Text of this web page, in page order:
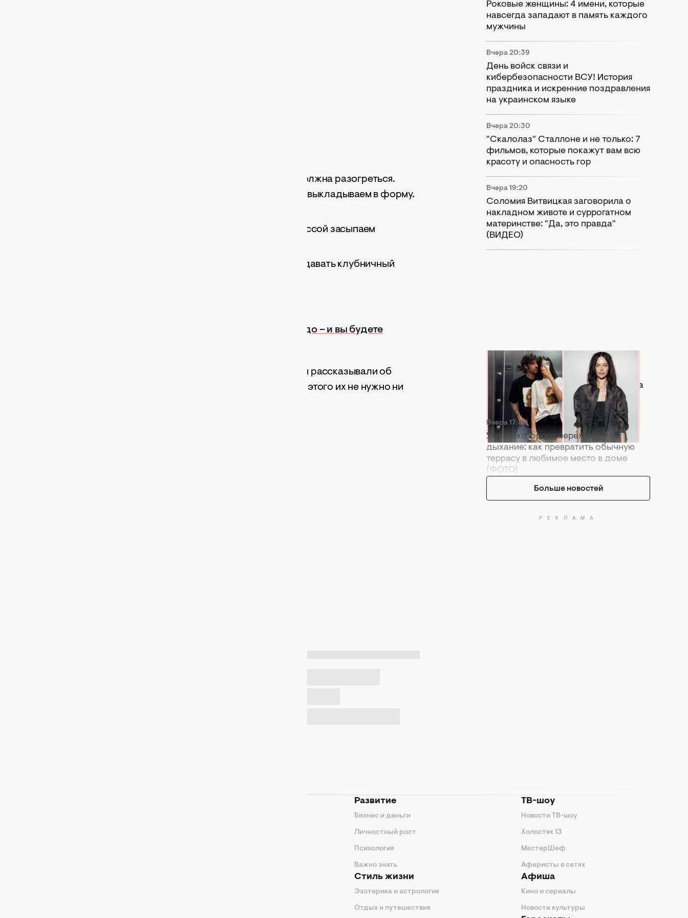
Включаем духовой шкаф на 200 градусов. Она должна разогреться.
Вымытую клубнику и стебельки ревеня нарезаем, выкладываем в форму.
Муку и масло растираем в крошку. Полученной массой засыпаем
Запекаем пирог около 30 минут. Очень вкусно подавать клубничный
Вы такого еще не пробовали: добавьте в коктейль авокадо – и вы будете
Он получается очень вкусный и ароматный. Также мы рассказывали об
на зиму. Для этого их не нужно ни
Роковые женщины: 4 имени, которые
навсегда западают в память каждого
мужчины
Вчера 20:39
День войск связи и
кибербезопасности ВСУ! История
праздника и искренние поздравления
на украинском языке
Вчера 20:30
"Скалолаз" Сталлоне и не только: 7
фильмов, которые покажут вам всю
красоту и опасность гор
Вчера 19:20
Соломия Витвицкая заговорила о
накладном животе и суррогатном
материнстве: "Да, это правда"
(ВИДЕО)
Вчера 17:56
Копия бывшей: в Сети активно
сравнивают новую девушку Дантеса
с Дорофеевой (ФОТО)
Вчера 17:00
Уют, от которого перехватывает
дыхание: как превратить обычную
террасу в любимое место в доме
(ФОТО)
Больше новостей
Развитие
Бизнес и деньги
Личностный рост
Психология
Важно знать
Стиль жизни
Эзотерика и астрология
Отдых и путешествия
ТВ-шоу
Новости ТВ-шоу
Холостяк 13
МастерШеф
Аферисты в сетях
Афиша
Кино и сериалы
Новости культуры